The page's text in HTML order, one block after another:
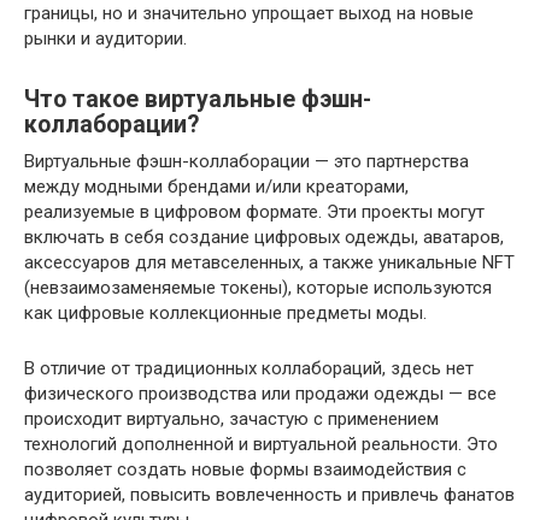
границы, но и значительно упрощает выход на новые
рынки и аудитории.
Что такое виртуальные фэшн-
коллаборации?
Виртуальные фэшн-коллаборации — это партнерства
между модными брендами и/или креаторами,
реализуемые в цифровом формате. Эти проекты могут
включать в себя создание цифровых одежды, аватаров,
аксессуаров для метавселенных, а также уникальные NFT
(невзаимозаменяемые токены), которые используются
как цифровые коллекционные предметы моды.
В отличие от традиционных коллабораций, здесь нет
физического производства или продажи одежды — все
происходит виртуально, зачастую с применением
технологий дополненной и виртуальной реальности. Это
позволяет создать новые формы взаимодействия с
аудиторией, повысить вовлеченность и привлечь фанатов